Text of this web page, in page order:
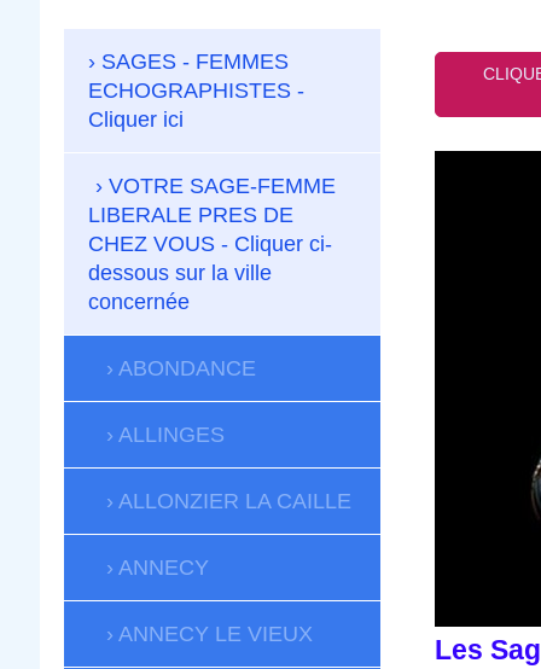
Les
SAGES - FEMMES
ECHOGRAPHISTES -
Cliquer ici
VOTRE SAGE-FEMME
LIBERALE PRES DE
CHEZ VOUS - Cliquer ci-
dessous sur la ville
concernée
ABONDANCE
ALLINGES
ALLONZIER LA CAILLE
ANNECY
ANNECY LE VIEUX